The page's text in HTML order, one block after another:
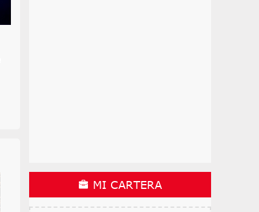
MI CARTERA